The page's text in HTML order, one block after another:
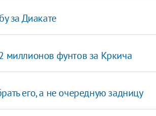
за Диакате
миллионов фунтов за Кркича
его, а не очередную задницу